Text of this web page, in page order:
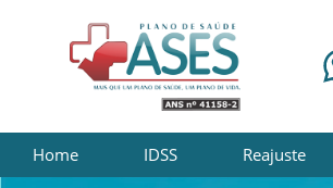
Home IDSS Reajuste